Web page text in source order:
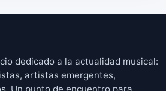
dedicado a la actualidad musical:
artistas emergentes,